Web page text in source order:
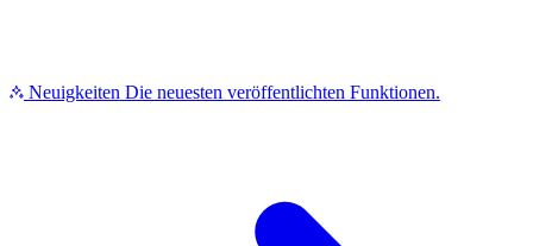
Neuigkeiten Die neuesten veröffentlichten Funktionen.